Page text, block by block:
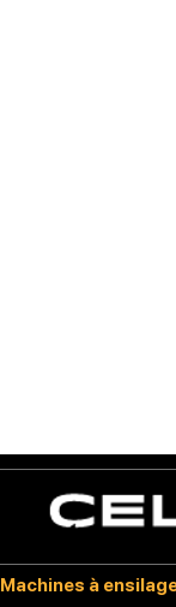
Machines à